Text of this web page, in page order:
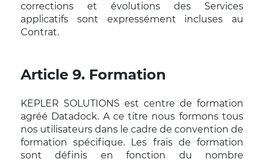
corrections et évolutions des Services
applicatifs sont expressément incluses au
Contrat.
Article 9. Formation
KEPLER SOLUTIONS est centre de formation
agréé Datadock. A ce titre nous formons tous
nos utilisateurs dans le cadre de convention de
formation spécifique. Les frais de formation
sont définis en fonction du nombre